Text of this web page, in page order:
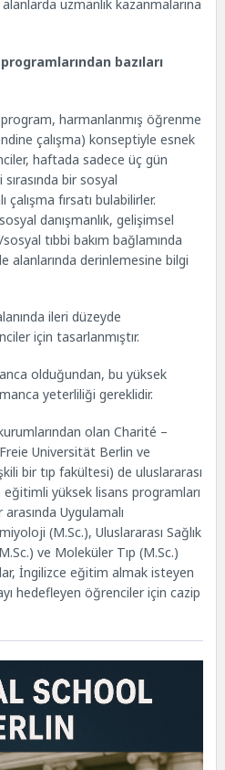
uzmanlık kazanmalarına
bazıları
harmanlanmış öğrenme
çalışma) konseptiyle esnek
haftada sadece üç gün
bir sosyal
fırsatı bulabilirler.
danışmanlık, gelişimsel
tıbbi bakım bağlamında
alanlarında derinlemesine bilgi
ileri düzeyde
için tasarlanmıştır.
olduğundan, bu yüksek
yeterliliği gereklidir.
olan Charité –
Universität Berlin ve
bir tıp fakültesi) de uluslararası
yüksek lisans programları
Uygulamalı
(M.Sc.), Uluslararası Sağlık
ve Moleküler Tıp (M.Sc.)
İngilizce eğitim almak isteyen
hedefleyen öğrenciler için cazip